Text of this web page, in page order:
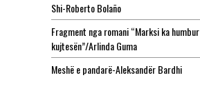
Shi-Roberto Bolaño
Fragment nga romani “Marksi ka humbur
kujtesën”/Arlinda Guma
Meshë e pandarë-Aleksandër Bardhi